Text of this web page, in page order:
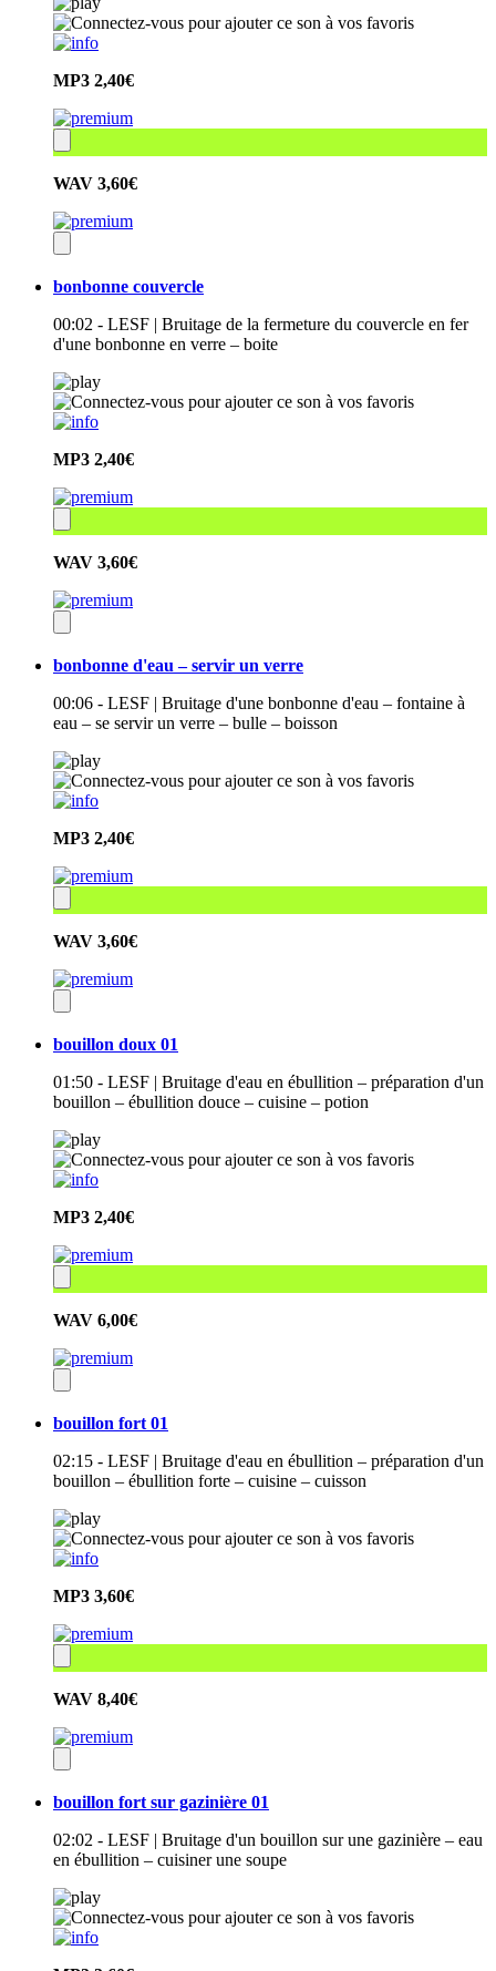
MP3 2,40€
WAV 3,60€
bonbonne couvercle
00:02 - LESF | Bruitage de la fermeture du couvercle en fer
d'une bonbonne en verre – boite
MP3 2,40€
WAV 3,60€
bonbonne d'eau – servir un verre
00:06 - LESF | Bruitage d'une bonbonne d'eau – fontaine à
eau – se servir un verre – bulle – boisson
MP3 2,40€
WAV 3,60€
bouillon doux 01
01:50 - LESF | Bruitage d'eau en ébullition – préparation d'un
bouillon – ébullition douce – cuisine – potion
MP3 2,40€
WAV 6,00€
bouillon fort 01
02:15 - LESF | Bruitage d'eau en ébullition – préparation d'un
bouillon – ébullition forte – cuisine – cuisson
MP3 3,60€
WAV 8,40€
bouillon fort sur gazinière 01
02:02 - LESF | Bruitage d'un bouillon sur une gazinière – eau
en ébullition – cuisiner une soupe